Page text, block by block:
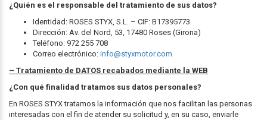
¿Quién es el responsable del tratamiento de sus datos?
Identidad: ROSES STYX, S.L. – CIF: B17395773
Dirección: Av. del Nord, 53, 17480 Roses (Girona)
Teléfono: 972 255 708
Correo electrónico: info@styxmotor.com
– Tratamiento de DATOS recabados mediante la WEB
¿Con qué finalidad tratamos sus datos personales?
En ROSES STYX tratamos la información que nos facilitan las personas
interesadas con el fin de atender su solicitud y, en su caso, enviarle